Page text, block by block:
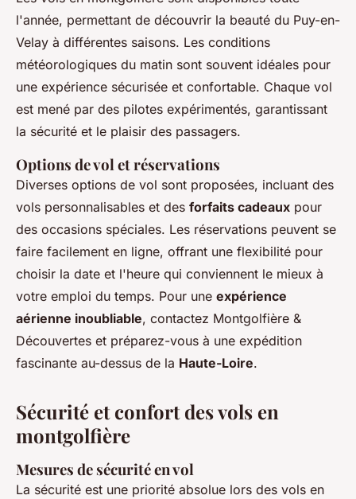
l'année, permettant de découvrir la beauté du Puy-en-
Velay à différentes saisons. Les conditions
météorologiques du matin sont souvent idéales pour
une expérience sécurisée et confortable. Chaque vol
est mené par des pilotes expérimentés, garantissant
la sécurité et le plaisir des passagers.
Options de vol et réservations
Diverses options de vol sont proposées, incluant des
vols personnalisables et des forfaits cadeaux pour
des occasions spéciales. Les réservations peuvent se
faire facilement en ligne, offrant une flexibilité pour
choisir la date et l'heure qui conviennent le mieux à
votre emploi du temps. Pour une expérience
aérienne inoubliable, contactez Montgolfière &
Découvertes et préparez-vous à une expédition
fascinante au-dessus de la Haute-Loire.
Sécurité et confort des vols en
montgolfière
Mesures de sécurité en vol
La sécurité est une priorité absolue lors des vols en